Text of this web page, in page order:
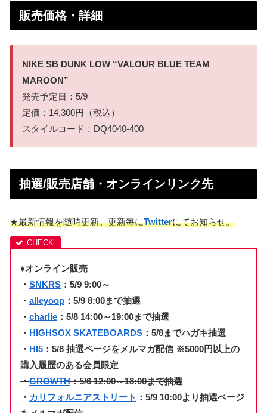
販売価格・詳細
NIKE SB DUNK LOW “VALOUR BLUE TEAM
MAROON”
発売予定日：5/9
定価：14,300円（税込）
スタイルコード：DQ4040-400
抽選/販売店舗・オンラインリンク先
★最新情報を随時更新。更新毎にTwitterにてお知らせ。
♦オンライン販売
・ SNKRS ：5/9 9:00～
・ alleyoop ：5/9 8:00まで抽選
・ charlie ：5/8 14:00～19:00まで抽選
・ HIGHSOX SKATEBOARDS ：5/8までハガキ抽選
・ HI5 ：5/8 抽選ページをメルマガ配信 ※5000円以上の
購入履歴のある会員限定
・GROWTH：5/6 12:00～18:00まで抽選
・ カリフォルニアストリート ：5/9 10:00より抽選ページ